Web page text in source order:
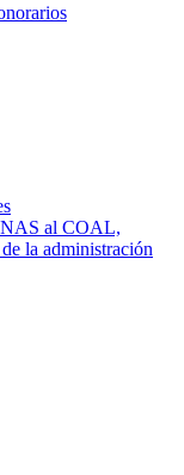
al COAL,
la administración